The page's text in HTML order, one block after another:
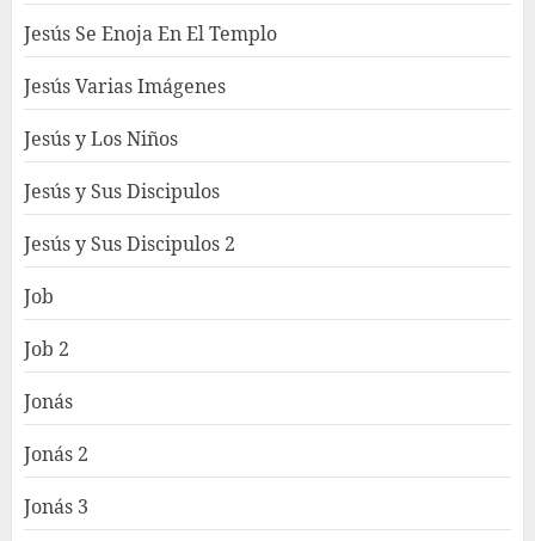
Jesús Se Enoja En El Templo
Jesús Varias Imágenes
Jesús y Los Niños
Jesús y Sus Discipulos
Jesús y Sus Discipulos 2
Job
Job 2
Jonás
Jonás 2
Jonás 3